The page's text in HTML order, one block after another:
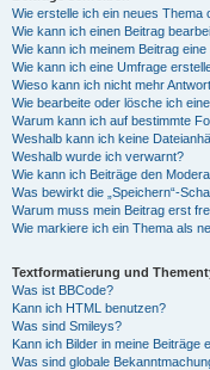
Wie erstelle ich ein neues Thema
Wie kann ich einen Beitrag
Wie kann ich meinem Beitrag
Wie kann ich eine Umfrage
Wieso kann ich nicht mehr
Wie bearbeite oder lösche ich
Warum kann ich auf bestimmte
Weshalb kann ich keine
Weshalb wurde ich verwarnt?
Wie kann ich Beiträge den
Was bewirkt die „Speichern“-
Warum muss mein Beitrag erst
Wie markiere ich ein Thema als
Textformatierung und
Was ist BBCode?
Kann ich HTML benutzen?
Was sind Smileys?
Kann ich Bilder in meine Beiträge
Was sind globale